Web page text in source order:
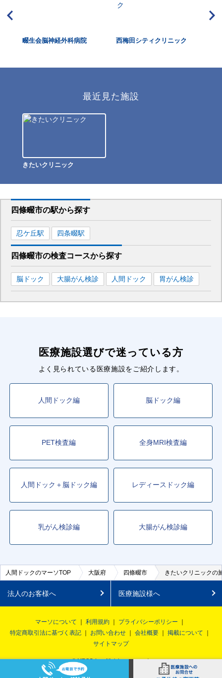
畷生会脳神経外科病院 西梅田シティクリニック
最近見た施設
きたいクリニック
四條畷市の駅から探す
忍ケ丘駅 四条畷駅
四條畷市の検査コースから探す
脳ドック 大腸がん検診 人間ドック 胃がん検診
医療施設選びで迷っている方
よく見られている医療施設をご紹介します。
人間ドック編 脳ドック編
PET検査編 全身MRI検査編
人間ドック＋脳ドック編 レディースドック編
乳がん検診編 大腸がん検診編
人間ドックのマーソTOP 大阪府 四條畷市 きたいクリニックの
法人のお客様へ 医療施設様へ
マーソについて 利用規約
プライバシーポリシー
特定商取引法に基づく表記
お問い合わせ 会社概要
掲載について
サイトマップ
© MRSO Inc. All rights reserved.